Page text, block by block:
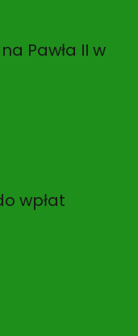
Pawła II w
wpłat